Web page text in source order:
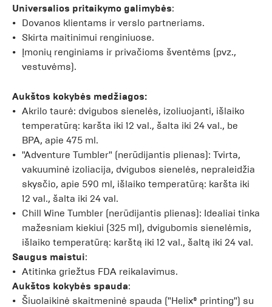
Universalios pritaikymo galimybės:
Dovanos klientams ir verslo partneriams.
Skirta maitinimui renginiuose.
Įmonių renginiams ir privačioms šventėms (pvz.,
vestuvėms).
Aukštos kokybės medžiagos:
Akrilo taurė: dvigubos sienelės, izoliuojanti, išlaiko
temperatūrą: karšta iki 12 val., šalta iki 24 val., be
BPA, apie 475 ml.
"Adventure Tumbler" (nerūdijantis plienas): Tvirta,
vakuuminė izoliacija, dvigubos sienelės, nepraleidžia
skysčio, apie 590 ml, išlaiko temperatūrą: karšta iki
12 val., šalta iki 24 val.
Chill Wine Tumbler (nerūdijantis plienas): Idealiai tinka
mažesniam kiekiui (325 ml), dvigubomis sienelėmis,
išlaiko temperatūrą: karštą iki 12 val., šaltą iki 24 val.
Saugus maistui:
Atitinka griežtus FDA reikalavimus.
Aukštos kokybės spauda:
Šiuolaikinė skaitmeninė spauda ("Helix® printing") su